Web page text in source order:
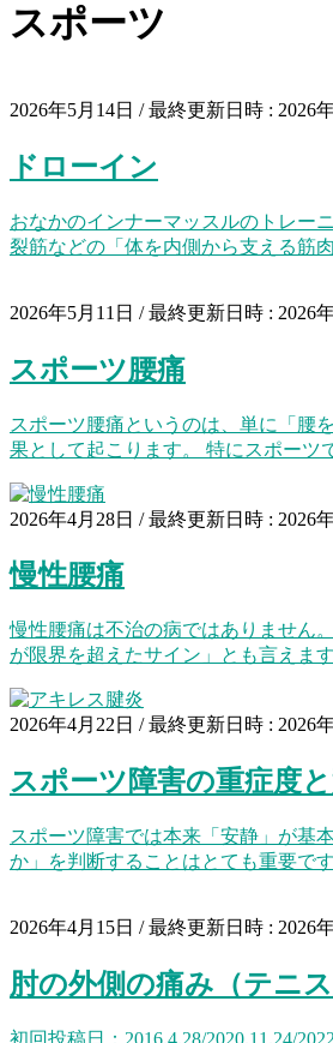
スポーツ
2026年5月14日 / 最終更新日時 : 2026
ドローイン
おなかのインナーマッスルのトレー
裂筋などの「体を内側から支える筋
2026年5月11日 / 最終更新日時 : 2026
スポーツ腰痛
スポーツ腰痛というのは、単に「腰
果として起こります。 特にスポー
2026年4月28日 / 最終更新日時 : 2026
慢性腰痛
慢性腰痛は不治の病ではありません
が限界を超えたサイン」とも言えま
2026年4月22日 / 最終更新日時 : 2026
スポーツ障害の重症度
スポーツ障害では本来「安静」が基
か」を判断することはとても重要
2026年4月15日 / 最終更新日時 : 2026
肘の外側の痛み（テニ
初回投稿日：2016.4.28/2020.11.24/